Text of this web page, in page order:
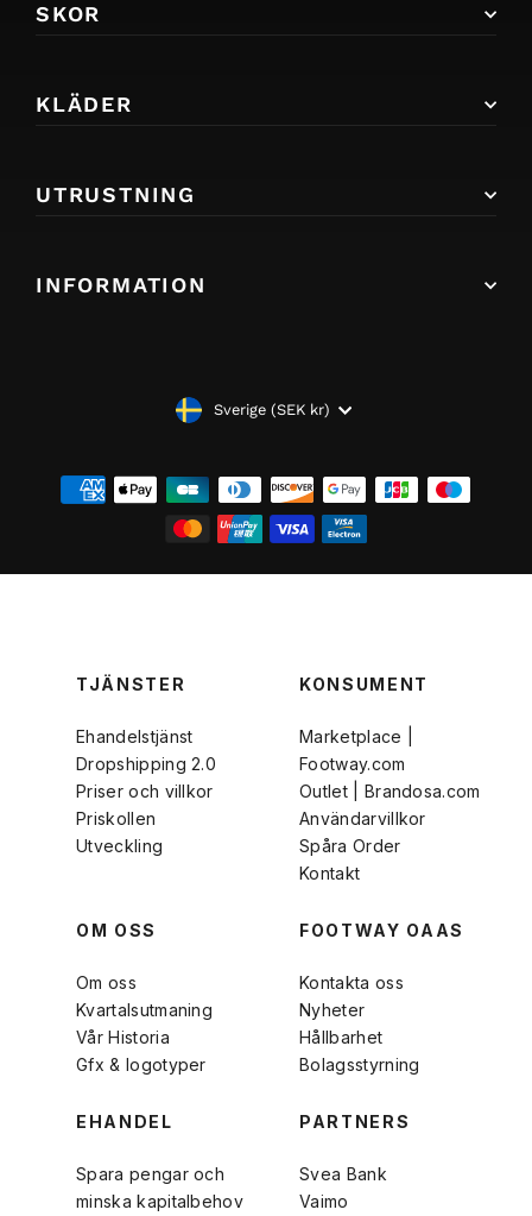
SKOR
KLÄDER
UTRUSTNING
INFORMATION
VALUTASverige (SEK kr)
TJÄNSTER
Ehandelstjänst
Dropshipping 2.0
Priser och villkor
Priskollen
Utveckling
KONSUMENT
Marketplace |
Footway.com
Outlet | Brandosa.com
Användarvillkor
Spåra Order
Kontakt
OM OSS
Om oss
Kvartalsutmaning
Vår Historia
Gfx & logotyper
FOOTWAY OAAS
Kontakta oss
Nyheter
Hållbarhet
Bolagsstyrning
EHANDEL
Spara pengar och
minska kapitalbehov
PARTNERS
Svea Bank
Vaimo